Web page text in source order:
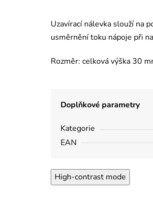
Uzavírací nálevka slouží na
usměrnění toku nápoje při
Rozměr: celková výška 30
Doplňkové parametry
Kategorie
EAN
High-contrast mode